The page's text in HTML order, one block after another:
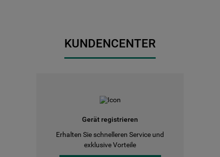
KUNDENCENTER
Gerät registrieren
Erhalten Sie schnelleren Service und
exklusive Vorteile